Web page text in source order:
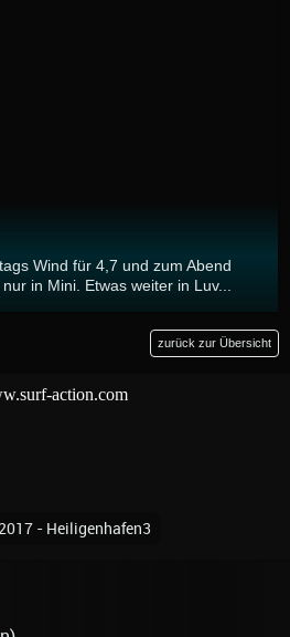
Wind für 4,7 und zum Abend
in Mini. Etwas weiter in Luv...
zurück zur Übersicht
- Heiligenhafen3